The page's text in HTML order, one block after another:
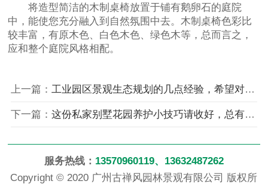
将造型简洁的木制桌椅放置于铺有鹅卵石的庭院
中，能使您充分融入到自然氛围中去。木制桌椅色彩比
较丰富，有原木色、白色木色、绿色木等，总而言之，
应和整个庭院风格相配。
上一篇： 工业园区景观生态规划的几点经验，希望对大家有帮助
下一篇： 这份私家别墅花园养护小技巧请收好，总有一天会用得上
服务热线： 13570960119、13632487262
Copyright © 2020 广州古禅风园林景观有限公司 版权所